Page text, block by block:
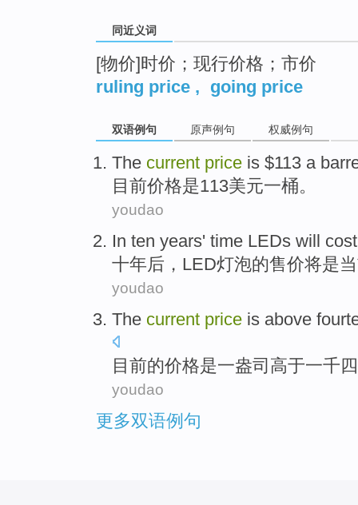
同近义词
[物价]时价；现行价格；市价
ruling price , going price
双语例句 原声例句 权威例句
The current price is $113 a
目前价格是113美元一桶。
youdao
In ten years' time LEDs will
十年后 ， LED灯泡的售价将是
youdao
The current price is above
目前的价格是一盎司 高于一千
youdao
更多双语例句